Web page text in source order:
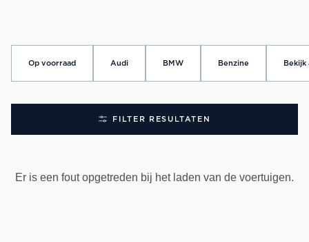
Op voorraad Audi BMW Benzine Bekijk
FILTER RESULTATEN
Er is een fout opgetreden bij het laden van de voertuigen.